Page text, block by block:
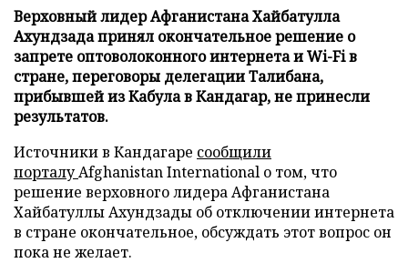
Верховный лидер Афганистана Хайбатулла
Ахундзада принял окончательное решение о
запрете оптоволоконного интернета и Wi-Fi в
стране, переговоры делегации Талибана,
прибывшей из Кабула в Кандагар, не принесли
результатов.
Источники в Кандагаре сообщили
порталуAfghanistan International о том, что
решение верховного лидера Афганистана
Хайбатуллы Ахундзады об отключении интернета
в стране окончательное, обсуждать этот вопрос он
пока не желает.